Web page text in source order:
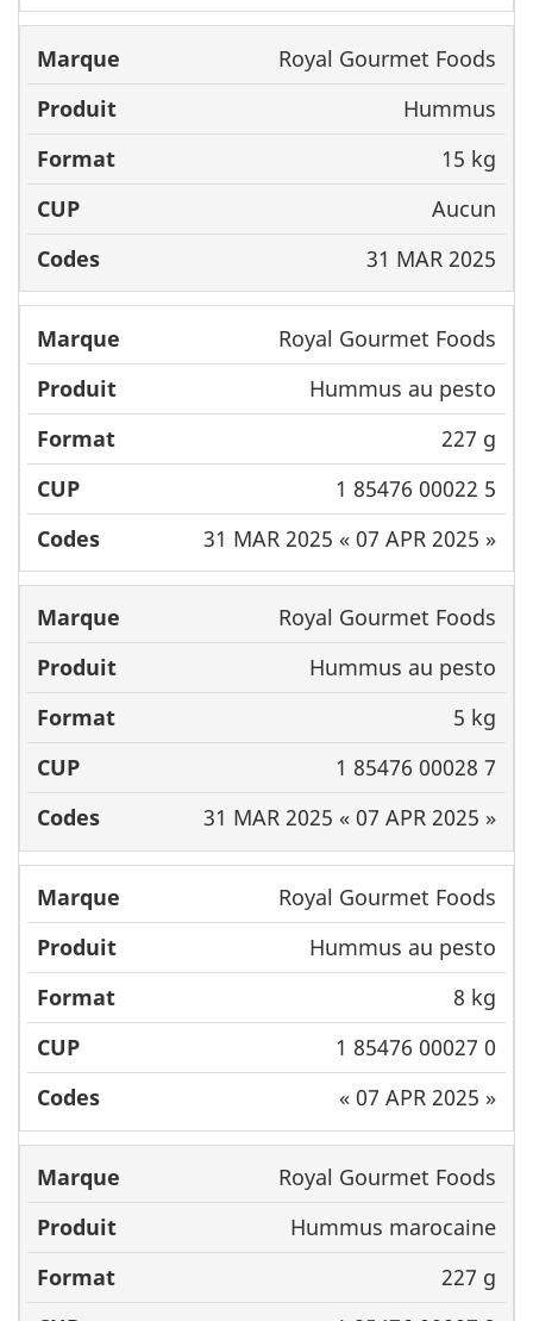
Royal Gourmet Foods
Hummus
15 kg
Aucun
31 MAR 2025
Royal Gourmet Foods
Hummus au pesto
227 g
1 85476 00022 5
31 MAR 2025 « 07 APR 2025 »
Royal Gourmet Foods
Hummus au pesto
5 kg
1 85476 00028 7
31 MAR 2025 « 07 APR 2025 »
Royal Gourmet Foods
Hummus au pesto
8 kg
1 85476 00027 0
« 07 APR 2025 »
Royal Gourmet Foods
Hummus marocaine
227 g